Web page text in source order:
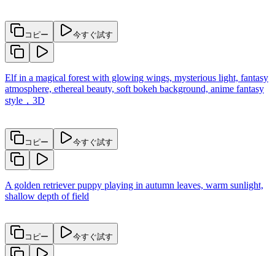
コピー 今すぐ試す
Elf in a magical forest with glowing wings, mysterious light, fantasy
atmosphere, ethereal beauty, soft bokeh background, anime fantasy
style，3D
コピー 今すぐ試す
A golden retriever puppy playing in autumn leaves, warm sunlight,
shallow depth of field
コピー 今すぐ試す